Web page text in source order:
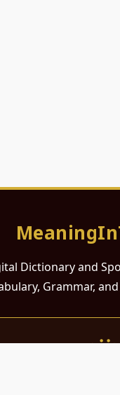
Dictionary and
Grammar,